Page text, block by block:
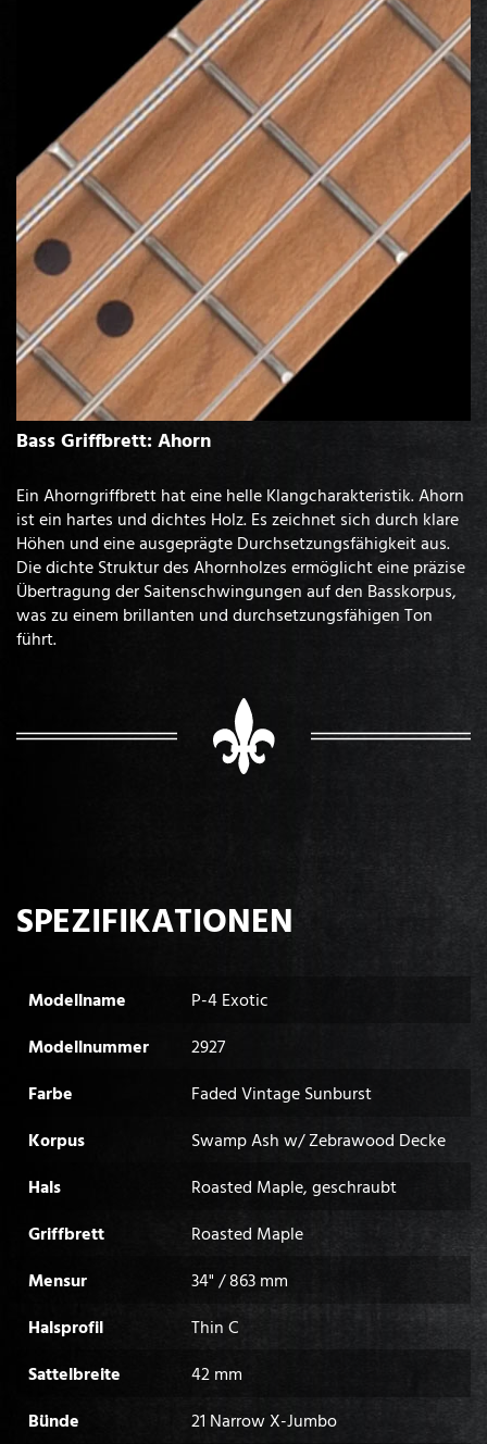
Bass Griffbrett: Ahorn
Ein Ahorngriffbrett hat eine helle Klangcharakteristik. Ahorn
ist ein hartes und dichtes Holz. Es zeichnet sich durch klare
Höhen und eine ausgeprägte Durchsetzungsfähigkeit aus.
Die dichte Struktur des Ahornholzes ermöglicht eine präzise
Übertragung der Saitenschwingungen auf den Basskorpus,
was zu einem brillanten und durchsetzungsfähigen Ton
führt.
SPEZIFIKATIONEN
Modellname
P-4 Exotic
Modellnummer
2927
Farbe
Faded Vintage Sunburst
Korpus
Swamp Ash w/ Zebrawood Decke
Hals
Roasted Maple, geschraubt
Griffbrett
Roasted Maple
Mensur
34" / 863 mm
Halsprofil
Thin C
Sattelbreite
42 mm
Bünde
21 Narrow X-Jumbo